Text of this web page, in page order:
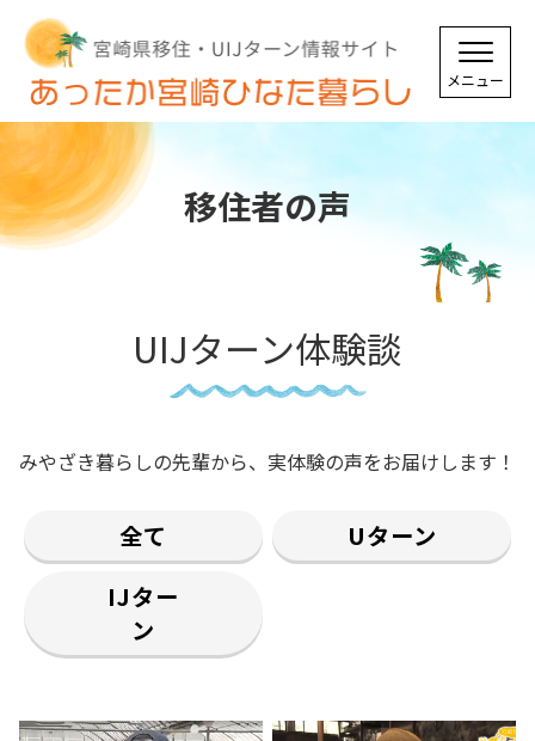
移住者の声
UIJターン体験談
みやざき暮らしの先輩から、実体験の声をお届けします！
全て
Uターン
IJター
ン